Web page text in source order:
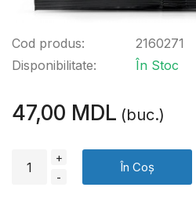
Cod produs:
Disponibilitate:
2160271
În Stoc
47,00 MDL (buc.)
+
-
În Coș